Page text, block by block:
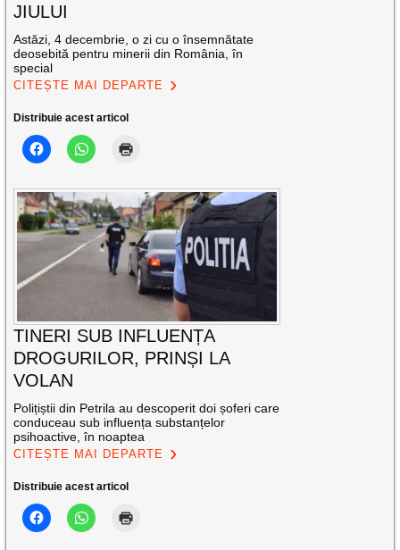
JIULUI
Astăzi, 4 decembrie, o zi cu o însemnătate
deosebită pentru minerii din România, în
special
CITEȘTE MAI DEPARTE
Distribuie acest articol
TINERI SUB INFLUENȚA
DROGURILOR, PRINȘI LA
VOLAN
Polițiștii din Petrila au descoperit doi șoferi care
conduceau sub influența substanțelor
psihoactive, în noaptea
CITEȘTE MAI DEPARTE
Distribuie acest articol